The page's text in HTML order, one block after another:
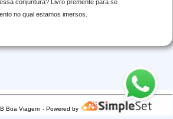
conjuntura? Livro premente para se
no qual estamos imersos.
Boa Viagem - Powered by